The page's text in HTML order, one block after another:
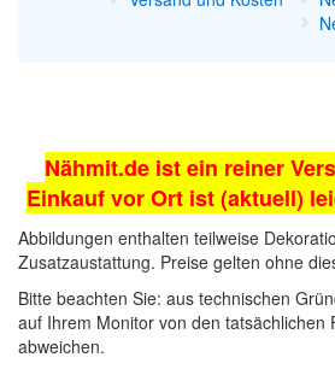
Nähmit.de ist ein reiner
Einkauf vor Ort ist (aktuell)
Abbildungen enthalten teilweise
Zusatzaustattung. Preise gelten ohne
Bitte beachten Sie: aus technischen
auf Ihrem Monitor von den tatsächlichen
abweichen.